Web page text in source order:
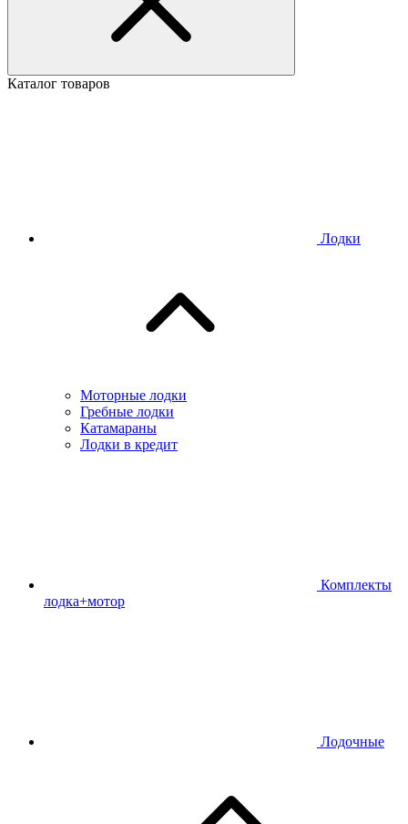
Каталог товаров
Лодки
Моторные лодки
Гребные лодки
Катамараны
Лодки в кредит
Комплекты
лодка+мотор
Лодочные